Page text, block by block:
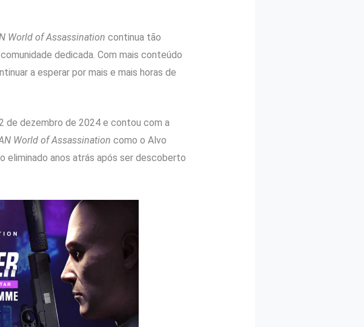
World of Assassination continua tão
dedicada. Com mais conteúdo
a esperar por mais e mais horas de
de dezembro de 2024 e contou com a
World of Assassination como o Alvo
eliminado anos atrás após ser descoberto